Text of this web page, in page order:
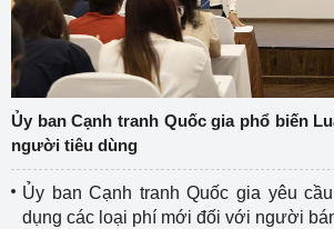
Ủy ban Cạnh tranh Quốc gia phổ biến
người tiêu dùng
Ủy ban Cạnh tranh Quốc gia yêu
dụng các loại phí mới đối với người